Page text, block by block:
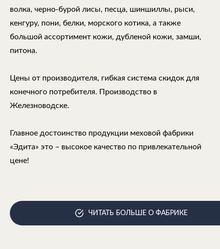
волка, черно-бурой лисы, песца, шиншиллы, рыси,
кенгуру, пони, белки, морского котика, а также
большой ассортимент кожи, дубленой кожи, замши,
питона.
Цены от производителя, гибкая система скидок для
конечного потребителя. Производство в
Железноводске.
Главное достоинство продукции меховой фабрики
«Эдита» это – высокое качество по привлекательной
цене!
ЧИТАТЬ БОЛЬШЕ О ФАБРИКЕ